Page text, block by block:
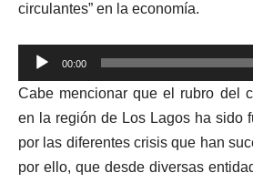
circulantes” en la economía.
Reproductor
de
audio
00:00
Cabe mencionar que el rubro del
en la región de Los Lagos ha sido
por las diferentes crisis que han
por ello, que desde diversas